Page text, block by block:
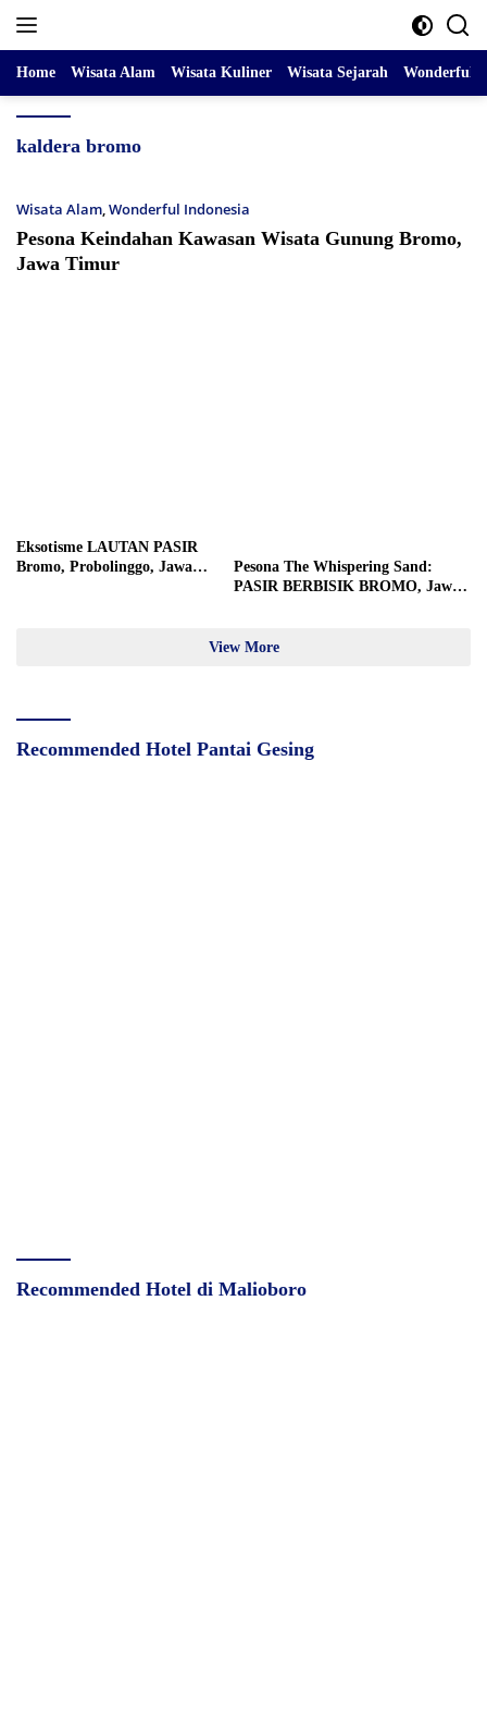
Home Wisata Alam Wisata Kuliner Wisata Sejarah Wonderful
kaldera bromo
Wisata Alam,Wonderful Indonesia
Pesona Keindahan Kawasan Wisata Gunung Bromo,
Jawa Timur
Eksotisme LAUTAN PASIR
Bromo, Probolinggo, Jawa
Pesona The Whispering Sand:
PASIR BERBISIK BROMO, Jawa
View More
Recommended Hotel Pantai Gesing
Recommended Hotel di Malioboro